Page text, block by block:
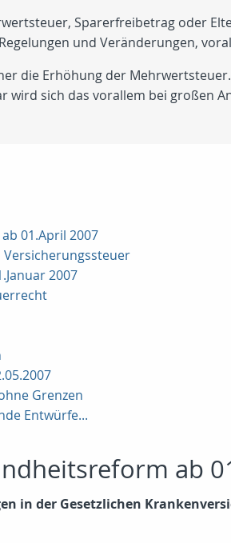
Sparerfreibetrag oder
und Veränderungen,
die Erhöhung der
sich das vorallem bei großen
01.April 2007
2007
Grenzen
Entwürfe...
ab
in der Gesetzlichen